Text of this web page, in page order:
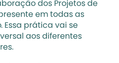
dos Projetos de
em todas as
Essa prática vai se
aos diferentes